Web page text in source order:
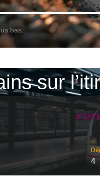
bas:
sur
4